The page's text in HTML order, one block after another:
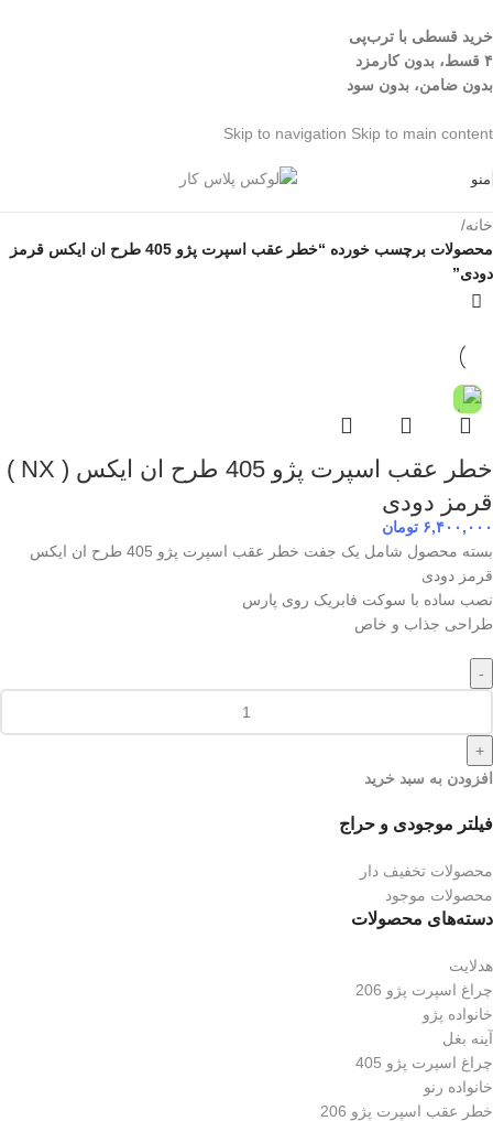
خرید قسطی با ترب‌پی
۴ قسط، بدون کارمزد
بدون ضامن، بدون سود
Skip to navigation Skip to main content
منو
فیلتر موجودی و حراج
محصولات تخفیف دار
محصولات موجود
دسته‌های محصولات
هدلایت
چراغ اسپرت پژو 206
خانواده پژو
آینه بغل
چراغ اسپرت پژو 405
خانواده رنو
خطر عقب اسپرت پژو 206
خانه/
محصولات برچسب خورده “خطر عقب اسپرت پژو 405 طرح ان ایکس قرمز
دودی”
خطر عقب اسپرت پژو 405 طرح ان ایکس ( NX )
قرمز دودی
۶,۴۰۰,۰۰۰ تومان
بسته محصول شامل یک جفت خطر عقب اسپرت پژو 405 طرح ان ایکس
قرمز دودی
نصب ساده با سوکت فابریک روی پارس
طراحی جذاب و خاص
-
+
افزودن به سبد خرید